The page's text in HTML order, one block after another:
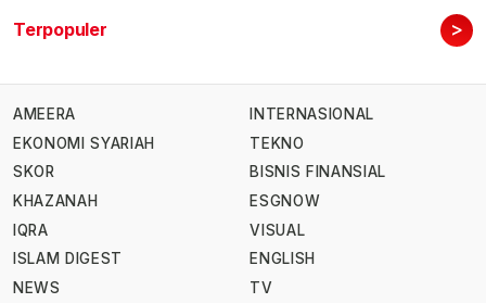
Terpopuler >
AMEERA
EKONOMI SYARIAH
SKOR
KHAZANAH
IQRA
ISLAM DIGEST
NEWS
INTERNASIONAL
TEKNO
BISNIS FINANSIAL
ESGNOW
VISUAL
ENGLISH
TV